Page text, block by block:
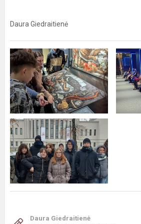
Daura Giedraitienė
Daura Giedraitienė